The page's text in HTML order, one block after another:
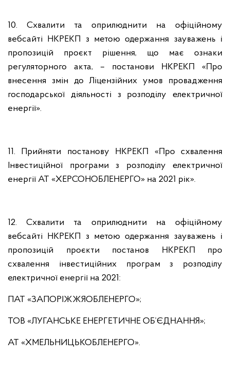
10. Схвалити та оприлюднити на офіційному
вебсайті НКРЕКП з метою одержання зауважень і
пропозицій проєкт рішення, що має ознаки
регуляторного акта, – постанови НКРЕКП «Про
внесення змін до Ліцензійних умов провадження
господарської діяльності з розподілу електричної
енергії».
11. Прийняти постанову НКРЕКП «Про схвалення
Інвестиційної програми з розподілу електричної
енергії АТ «ХЕРСОНОБЛЕНЕРГО» на 2021 рік».
12. Схвалити та оприлюднити на офіційному
вебсайті НКРЕКП з метою одержання зауважень і
пропозицій проєкти постанов НКРЕКП про
схвалення інвестиційних програм з розподілу
електричної енергії на 2021:
ПАТ «ЗАПОРІЖЖЯОБЛЕНЕРГО»;
ТОВ «ЛУГАНСЬКЕ ЕНЕРГЕТИЧНЕ ОБ’ЄДНАННЯ»;
АТ «ХМЕЛЬНИЦЬКОБЛЕНЕРГО».